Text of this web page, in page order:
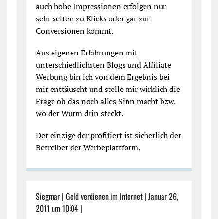
auch hohe Impressionen erfolgen nur
sehr selten zu Klicks oder gar zur
Conversionen kommt.
Aus eigenen Erfahrungen mit
unterschiedlichsten Blogs und Affiliate
Werbung bin ich von dem Ergebnis bei
mir enttäuscht und stelle mir wirklich die
Frage ob das noch alles Sinn macht bzw.
wo der Wurm drin steckt.
Der einzige der profitiert ist sicherlich der
Betreiber der Werbeplattform.
Siegmar | Geld verdienen im Internet| Januar 26,
2011 um 10:04|